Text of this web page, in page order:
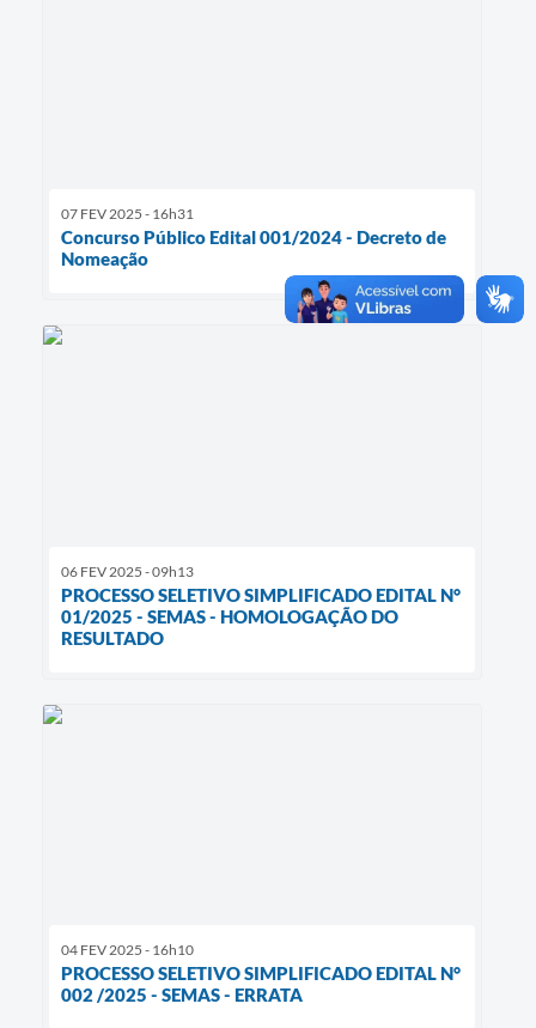
07 FEV 2025 - 16h31
Concurso Público Edital 001/2024 - Decreto de
Nomeação
06 FEV 2025 - 09h13
PROCESSO SELETIVO SIMPLIFICADO EDITAL N°
01/2025 - SEMAS - HOMOLOGAÇÃO DO
RESULTADO
04 FEV 2025 - 16h10
PROCESSO SELETIVO SIMPLIFICADO EDITAL N°
002 /2025 - SEMAS - ERRATA